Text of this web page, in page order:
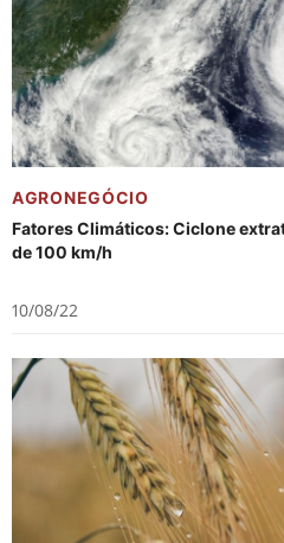
AGRONEGÓCIO
Fatores Climáticos: Ciclone
de 100 km/h
10/08/22